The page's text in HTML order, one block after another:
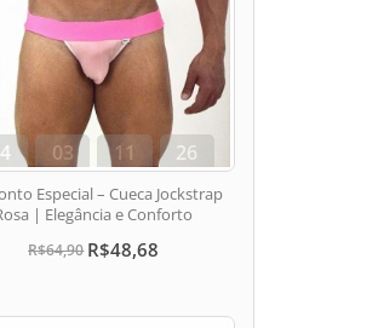
03
hora
11
min
25
seg
Especial – Cueca Jockstrap
| Elegância e Conforto
R$64,90 R$48,68